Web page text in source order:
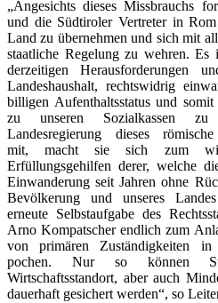
„Angesichts dieses Missbrauchs
und die Südtiroler Vertreter in
Land zu übernehmen und sich mit
staatliche Regelung zu wehren. Es
derzeitigen Herausforderungen
Landeshaushalt, rechtswidrig
billigen Aufenthaltsstatus und
zu unseren Sozialkassen
Landesregierung dieses
mit, macht sie sich zum
Erfüllungsgehilfen derer, welche
Einwanderung seit Jahren ohne
Bevölkerung und unseres
erneute Selbstaufgabe des
Arno Kompatscher endlich zum
von primären Zuständigkeiten in
pochen. Nur so können
Wirtschaftsstandort, aber auch
dauerhaft gesichert werden“, so